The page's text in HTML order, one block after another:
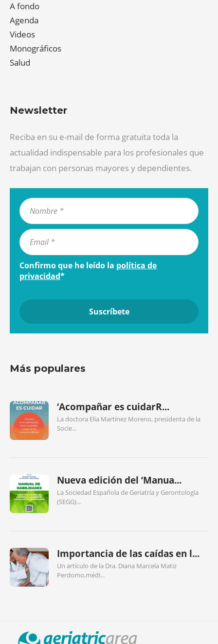
A fondo
Agenda
Videos
Monográficos
Salud
Newsletter
Reciba en su e-mail de forma gratuita toda la
actualidad indispensable para los profesionales que
trabajan con personas mayores y dependientes.
Confirmo que he leído la política de
privacidad*
Más populares
‘Acompañar es cuidarR...
La doctora Elia Martínez Moreno, presidenta de la
Socie...
Nueva edición del ‘Manua...
La Sociedad Española de Geriatría y Gerontología
(SEGG)...
Importancia de las caídas en l...
Un artículo de la Dra. Diana Marcela Matiz
Perdomo,médi...